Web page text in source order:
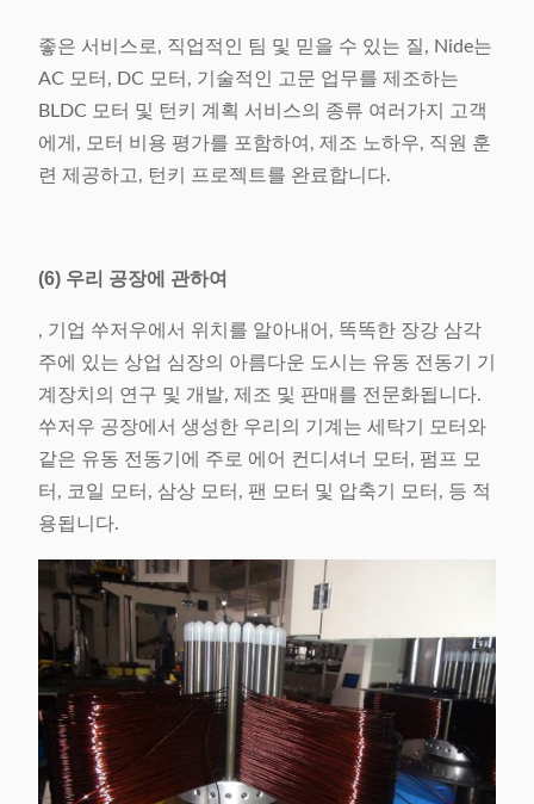
좋은 서비스로, 직업적인 팀 및 믿을 수 있는 질, Nide는
AC 모터, DC 모터, 기술적인 고문 업무를 제조하는
BLDC 모터 및 턴키 계획 서비스의 종류 여러가지 고객
에게, 모터 비용 평가를 포함하여, 제조 노하우, 직원 훈
련 제공하고, 턴키 프로젝트를 완료합니다.
(6) 우리 공장에 관하여
, 기업 쑤저우에서 위치를 알아내어, 똑똑한 장강 삼각
주에 있는 상업 심장의 아름다운 도시는 유동 전동기 기
계장치의 연구 및 개발, 제조 및 판매를 전문화됩니다.
쑤저우 공장에서 생성한 우리의 기계는 세탁기 모터와
같은 유동 전동기에 주로 에어 컨디셔너 모터, 펌프 모
터, 코일 모터, 삼상 모터, 팬 모터 및 압축기 모터, 등 적
용됩니다.